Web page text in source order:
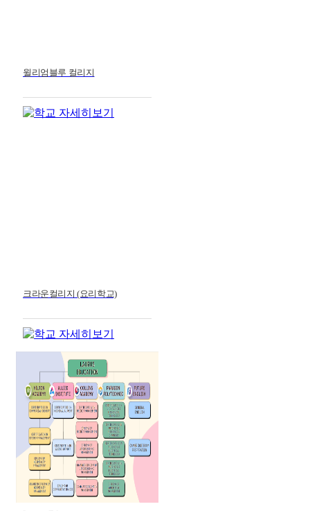
윌리엄블루 컬리지
크라운컬리지 (요리학교)